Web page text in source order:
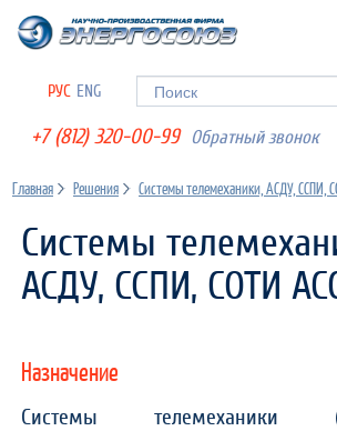
РУС ENG Форма поиска
+7 (812) 320-00-99
Обратный звонок
Главная Решения Системы телемеханики, АСДУ, ССПИ,
Системы
АСДУ, ССПИ, СОТИ
Назначение
Системы